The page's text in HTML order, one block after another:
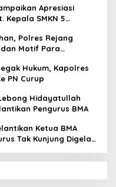
Apresiasi
Kepala SMKN 5
Polres Rejang
Motif Para
Hukum, Kapolres
PN Curup
Hidayatullah
Pengurus BMA
Ketua BMA
Tak Kunjung Digelar,